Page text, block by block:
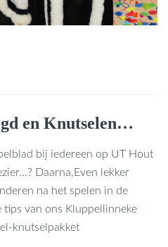
en Knutselen…
bij iedereen op UT Hout
Daarna,Even lekker
na het spelen in de
tips van ons Kluppellinneke
knutselpakket